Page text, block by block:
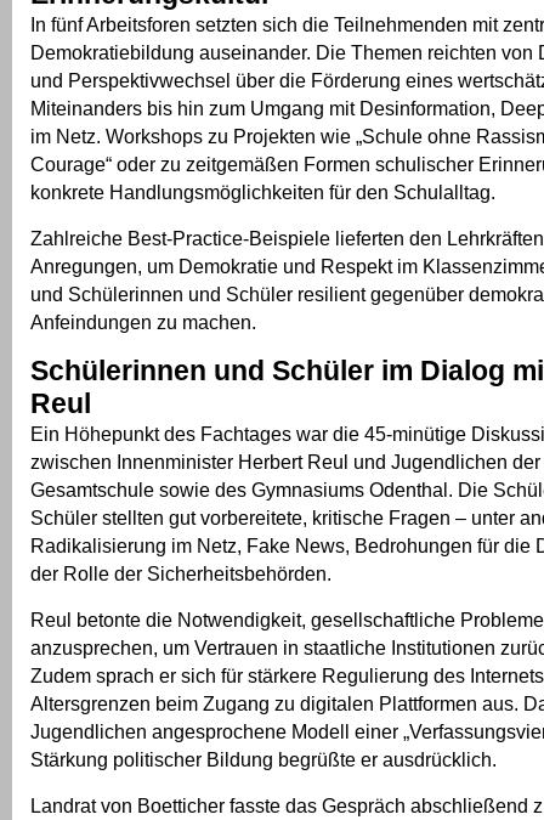
In fünf Arbeitsforen setzten sich die Teilnehmenden mit
Demokratiebildung auseinander. Die Themen reichten von
und Perspektivwechsel über die Förderung eines
Miteinanders bis hin zum Umgang mit Desinformation,
im Netz. Workshops zu Projekten wie „Schule ohne
Courage“ oder zu zeitgemäßen Formen schulischer
konkrete Handlungsmöglichkeiten für den Schulalltag.
Zahlreiche Best-Practice-Beispiele lieferten den
Anregungen, um Demokratie und Respekt im
und Schülerinnen und Schüler resilient gegenüber
Anfeindungen zu machen.
Schülerinnen und Schüler im Dialog
Reul
Ein Höhepunkt des Fachtages war die 45-minütige
zwischen Innenminister Herbert Reul und Jugendlichen
Gesamtschule sowie des Gymnasiums Odenthal. Die
Schüler stellten gut vorbereitete, kritische Fragen – unter
Radikalisierung im Netz, Fake News, Bedrohungen für die
der Rolle der Sicherheitsbehörden.
Reul betonte die Notwendigkeit, gesellschaftliche
anzusprechen, um Vertrauen in staatliche Institutionen
Zudem sprach er sich für stärkere Regulierung des
Altersgrenzen beim Zugang zu digitalen Plattformen aus.
Jugendlichen angesprochene Modell einer
Stärkung politischer Bildung begrüßte er ausdrücklich.
Landrat von Boetticher fasste das Gespräch abschließend